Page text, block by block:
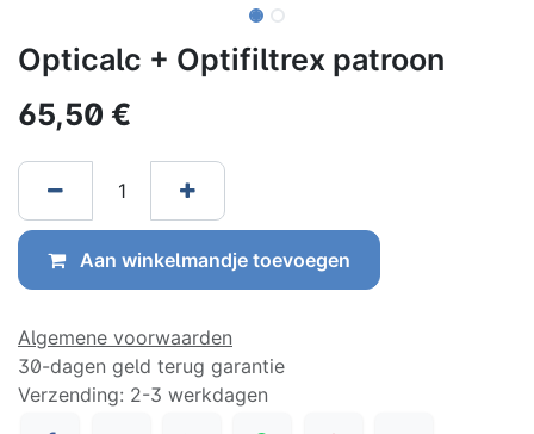
Opticalc + Optifiltrex patroon
65,50 €
Aan winkelmandje toevoegen
Algemene voorwaarden
30-dagen geld terug garantie
Verzending: 2-3 werkdagen